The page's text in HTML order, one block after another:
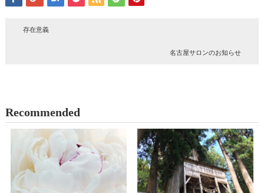
存在意義
名古屋サロンのお知らせ
Recommended